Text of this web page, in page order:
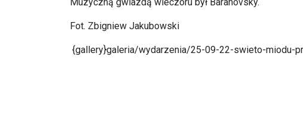
Fot. Zbigniew Jakubowski
{gallery}galeria/wydarzenia/25-09-22-swieto-miodu-